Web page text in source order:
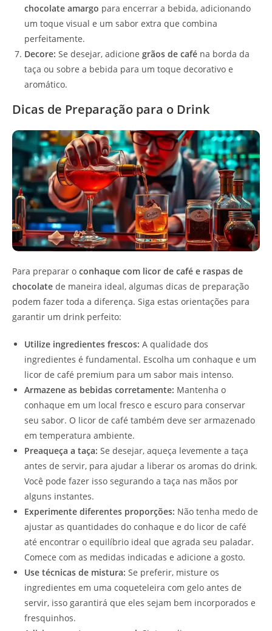
chocolate amargo para encerrar a bebida, adicionando
um toque visual e um sabor extra que combina
perfeitamente.
Decore: Se desejar, adicione grãos de café na borda da
taça ou sobre a bebida para um toque decorativo e
aromático.
Dicas de Preparação para o Drink
Para preparar o conhaque com licor de café e raspas de
chocolate de maneira ideal, algumas dicas de preparação
podem fazer toda a diferença. Siga estas orientações para
garantir um drink perfeito:
Utilize ingredientes frescos: A qualidade dos
ingredientes é fundamental. Escolha um conhaque e um
licor de café premium para um sabor mais intenso.
Armazene as bebidas corretamente: Mantenha o
conhaque em um local fresco e escuro para conservar
seu sabor. O licor de café também deve ser armazenado
em temperatura ambiente.
Preaqueça a taça: Se desejar, aqueça levemente a taça
antes de servir, para ajudar a liberar os aromas do drink.
Você pode fazer isso segurando a taça nas mãos por
alguns instantes.
Experimente diferentes proporções: Não tenha medo de
ajustar as quantidades do conhaque e do licor de café
até encontrar o equilíbrio ideal que agrada seu paladar.
Comece com as medidas indicadas e adicione a gosto.
Use técnicas de mistura: Se preferir, misture os
ingredientes em uma coqueteleira com gelo antes de
servir, isso garantirá que eles sejam bem incorporados e
fresquinhos.